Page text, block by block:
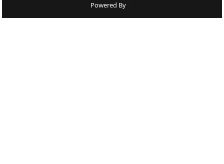
Powered By